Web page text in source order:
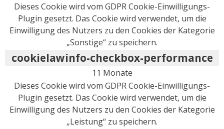
Dieses Cookie wird vom GDPR Cookie-Einwilligungs-
Plugin gesetzt. Das Cookie wird verwendet, um die
Einwilligung des Nutzers zu den Cookies der Kategorie
„Sonstige“ zu speichern.
cookielawinfo-checkbox-performance
11 Monate
Dieses Cookie wird vom GDPR Cookie-Einwilligungs-
Plugin gesetzt. Das Cookie wird verwendet, um die
Einwilligung des Nutzers zu den Cookies der Kategorie
„Leistung“ zu speichern.